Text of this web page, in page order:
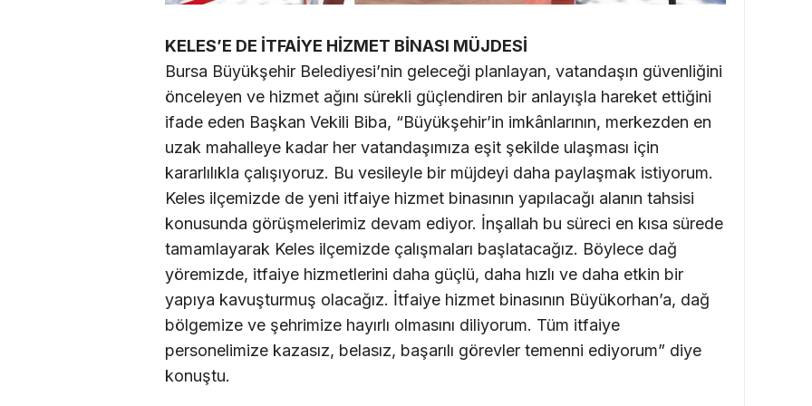
KELES’E DE İTFAİYE HİZMET BİNASI MÜJDESİ
Bursa Büyükşehir Belediyesi’nin geleceği planlayan, vatandaşın güvenliğini
önceleyen ve hizmet ağını sürekli güçlendiren bir anlayışla hareket ettiğini
ifade eden Başkan Vekili Biba, “Büyükşehir’in imkânlarının, merkezden en
uzak mahalleye kadar her vatandaşımıza eşit şekilde ulaşması için
kararlılıkla çalışıyoruz. Bu vesileyle bir müjdeyi daha paylaşmak istiyorum.
Keles ilçemizde de yeni itfaiye hizmet binasının yapılacağı alanın tahsisi
konusunda görüşmelerimiz devam ediyor. İnşallah bu süreci en kısa sürede
tamamlayarak Keles ilçemizde çalışmaları başlatacağız. Böylece dağ
yöremizde, itfaiye hizmetlerini daha güçlü, daha hızlı ve daha etkin bir
yapıya kavuşturmuş olacağız. İtfaiye hizmet binasının Büyükorhan’a, dağ
bölgemize ve şehrimize hayırlı olmasını diliyorum. Tüm itfaiye
personelimize kazasız, belasız, başarılı görevler temenni ediyorum” diye
konuştu.